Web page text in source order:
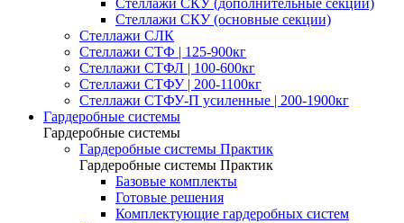
Стеллажи СКУ (дополнительные секции)
Стеллажи СКУ (основные секции)
Стеллажи СЛК
Стеллажи СТФ | 125-900кг
Стеллажи СТФЛ | 100-600кг
Стеллажи СТФУ | 200-1100кг
Стеллажи СТФУ-П усиленные | 200-1900кг
Гардеробные системы
Гардеробные системы
Гардеробные системы Практик
Гардеробные системы Практик
Базовые комплекты
Готовые решения
Комплектующие гардеробных систем